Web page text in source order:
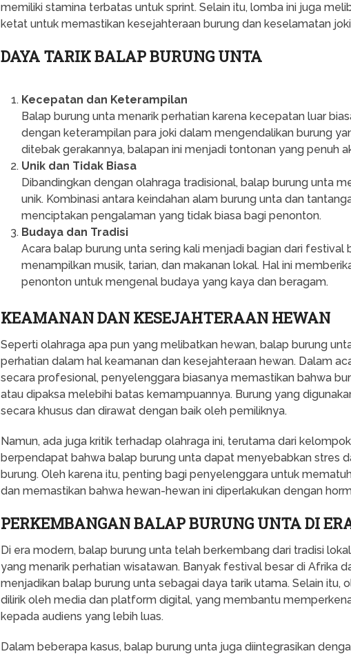
memiliki stamina terbatas untuk sprint. Selain itu, lomba ini juga
ketat untuk memastikan kesejahteraan burung dan keselamatan
DAYA TARIK BALAP BURUNG UNTA
Kecepatan dan Keterampilan
Balap burung unta menarik perhatian karena kecepatan luar
dengan keterampilan para joki dalam mengendalikan burung
ditebak gerakannya, balapan ini menjadi tontonan yang penuh
Unik dan Tidak Biasa
Dibandingkan dengan olahraga tradisional, balap burung unta
unik. Kombinasi antara keindahan alam burung unta dan
menciptakan pengalaman yang tidak biasa bagi penonton.
Budaya dan Tradisi
Acara balap burung unta sering kali menjadi bagian dari festival
menampilkan musik, tarian, dan makanan lokal. Hal ini
penonton untuk mengenal budaya yang kaya dan beragam.
KEAMANAN DAN KESEJAHTERAAN HEWAN
Seperti olahraga apa pun yang melibatkan hewan, balap burung
perhatian dalam hal keamanan dan kesejahteraan hewan. Dalam
secara profesional, penyelenggara biasanya memastikan bahwa
atau dipaksa melebihi batas kemampuannya. Burung yang
secara khusus dan dirawat dengan baik oleh pemiliknya.
Namun, ada juga kritik terhadap olahraga ini, terutama dari
berpendapat bahwa balap burung unta dapat menyebabkan stres
burung. Oleh karena itu, penting bagi penyelenggara untuk
dan memastikan bahwa hewan-hewan ini diperlakukan dengan
PERKEMBANGAN BALAP BURUNG UNTA DI
Di era modern, balap burung unta telah berkembang dari tradisi
yang menarik perhatian wisatawan. Banyak festival besar di Afrika
menjadikan balap burung unta sebagai daya tarik utama. Selain itu,
dilirik oleh media dan platform digital, yang membantu
kepada audiens yang lebih luas.
Dalam beberapa kasus, balap burung unta juga diintegrasikan